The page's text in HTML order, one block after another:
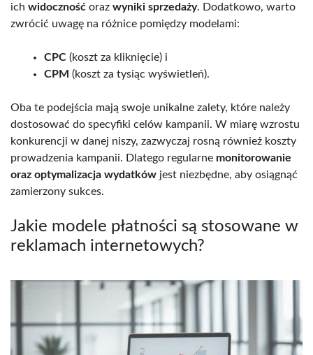
ich widoczność oraz wyniki sprzedaży. Dodatkowo, warto
zwrócić uwagę na różnice pomiędzy modelami:
CPC (koszt za kliknięcie) i
CPM (koszt za tysiąc wyświetleń).
Oba te podejścia mają swoje unikalne zalety, które należy
dostosować do specyfiki celów kampanii. W miarę wzrostu
konkurencji w danej niszy, zazwyczaj rosną również koszty
prowadzenia kampanii. Dlatego regularne monitorowanie
oraz optymalizacja wydatków jest niezbędne, aby osiągnąć
zamierzony sukces.
Jakie modele płatności są stosowane w
reklamach internetowych?